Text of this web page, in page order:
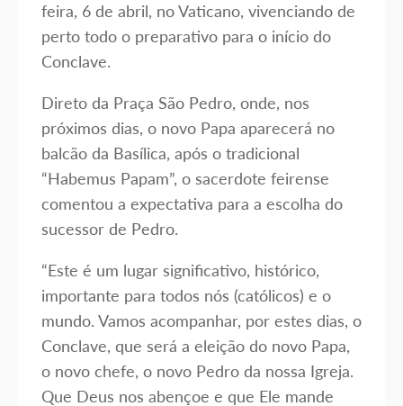
feira, 6 de abril, no Vaticano, vivenciando de
perto todo o preparativo para o início do
Conclave.
Direto da Praça São Pedro, onde, nos
próximos dias, o novo Papa aparecerá no
balcão da Basílica, após o tradicional
“Habemus Papam”, o sacerdote feirense
comentou a expectativa para a escolha do
sucessor de Pedro.
“Este é um lugar significativo, histórico,
importante para todos nós (católicos) e o
mundo. Vamos acompanhar, por estes dias, o
Conclave, que será a eleição do novo Papa,
o novo chefe, o novo Pedro da nossa Igreja.
Que Deus nos abençoe e que Ele mande